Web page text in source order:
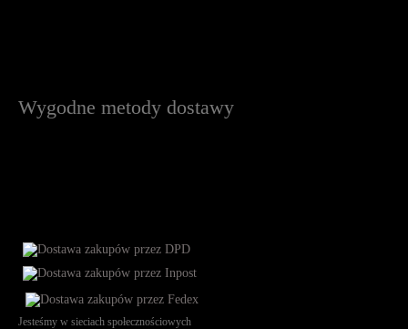
Wygodne metody dostawy
Jesteśmy w sieciach społecznościowych